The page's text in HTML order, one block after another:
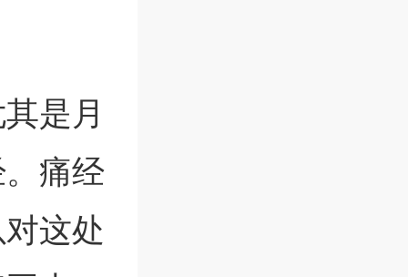
是月
痛经
这处